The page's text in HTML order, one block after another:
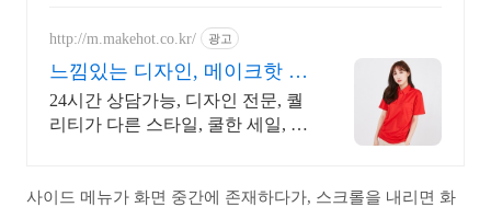
http://m.makehot.co.kr/ 광고
느낌있는 디자인, 메이크핫 차
별화되고 세련된 디자인!
24시간 상담가능, 디자인 전문, 퀄
리티가 다른 스타일, 쿨한 세일, 핫
사이드 메뉴가 화면 중간에 존재하다가, 스크롤을 내리면 화